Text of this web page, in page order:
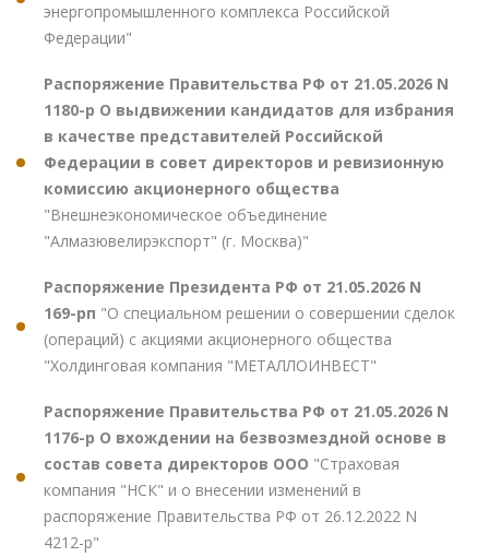
энергопромышленного комплекса Российской
Федерации"
Распоряжение Правительства РФ от 21.05.2026 N
1180-р О выдвижении кандидатов для избрания
в качестве представителей Российской
Федерации в совет директоров и ревизионную
комиссию акционерного общества
"Внешнеэкономическое объединение
"Алмазювелирэкспорт" (г. Москва)"
Распоряжение Президента РФ от 21.05.2026 N
169-рп "О специальном решении о совершении сделок
(операций) с акциями акционерного общества
"Холдинговая компания "МЕТАЛЛОИНВЕСТ"
Распоряжение Правительства РФ от 21.05.2026 N
1176-р О вхождении на безвозмездной основе в
состав совета директоров ООО "Страховая
компания "НСК" и о внесении изменений в
распоряжение Правительства РФ от 26.12.2022 N
4212-р"